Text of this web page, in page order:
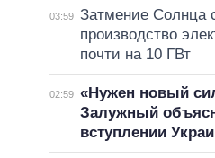
03:59 Затмение Солнца
производство
почти на 10 ГВт
02:59 «Нужен новый
Залужный
вступлении